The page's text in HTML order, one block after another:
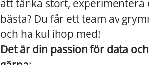
att tänka stort, experimentera
bästa? Du får ett team av
och ha kul ihop med!
Det är din passion för data